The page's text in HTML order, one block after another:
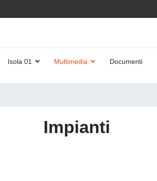
Isola 01 Multimedia Documenti
Impianti